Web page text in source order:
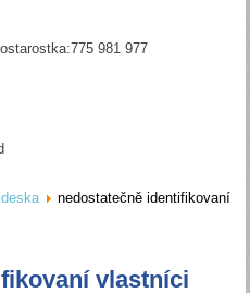
981 977
nedostatečně identifikovaní
vlastníci